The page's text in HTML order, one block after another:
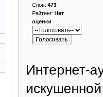
Слов: 473
Рейтинг: Нет
оценки
Интернет-